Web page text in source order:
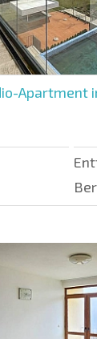
Apartment